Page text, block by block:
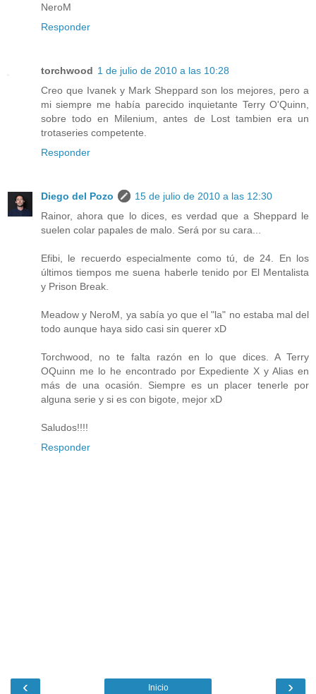
NeroM
Responder
torchwood 1 de julio de 2010 a las 10:28
Creo que Ivanek y Mark Sheppard son los mejores, pero a
mi siempre me había parecido inquietante Terry O'Quinn,
sobre todo en Milenium, antes de Lost tambien era un
trotaseries competente.
Responder
Diego del Pozo
15 de julio de 2010 a las 12:30
Rainor, ahora que lo dices, es verdad que a Sheppard le
suelen colar papales de malo. Será por su cara...
Efibi, le recuerdo especialmente como tú, de 24. En los
últimos tiempos me suena haberle tenido por El Mentalista
y Prison Break.
Meadow y NeroM, ya sabía yo que el "la" no estaba mal del
todo aunque haya sido casi sin querer xD
Torchwood, no te falta razón en lo que dices. A Terry
OQuinn me lo he encontrado por Expediente X y Alias en
más de una ocasión. Siempre es un placer tenerle por
alguna serie y si es con bigote, mejor xD
Saludos!!!!
Responder
‹ ›
Inicio